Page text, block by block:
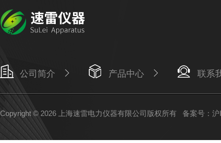
公司简介 产品中心 联系
Copyright © 2026 上海速雷电力仪器有限公司版权所有 备案号：